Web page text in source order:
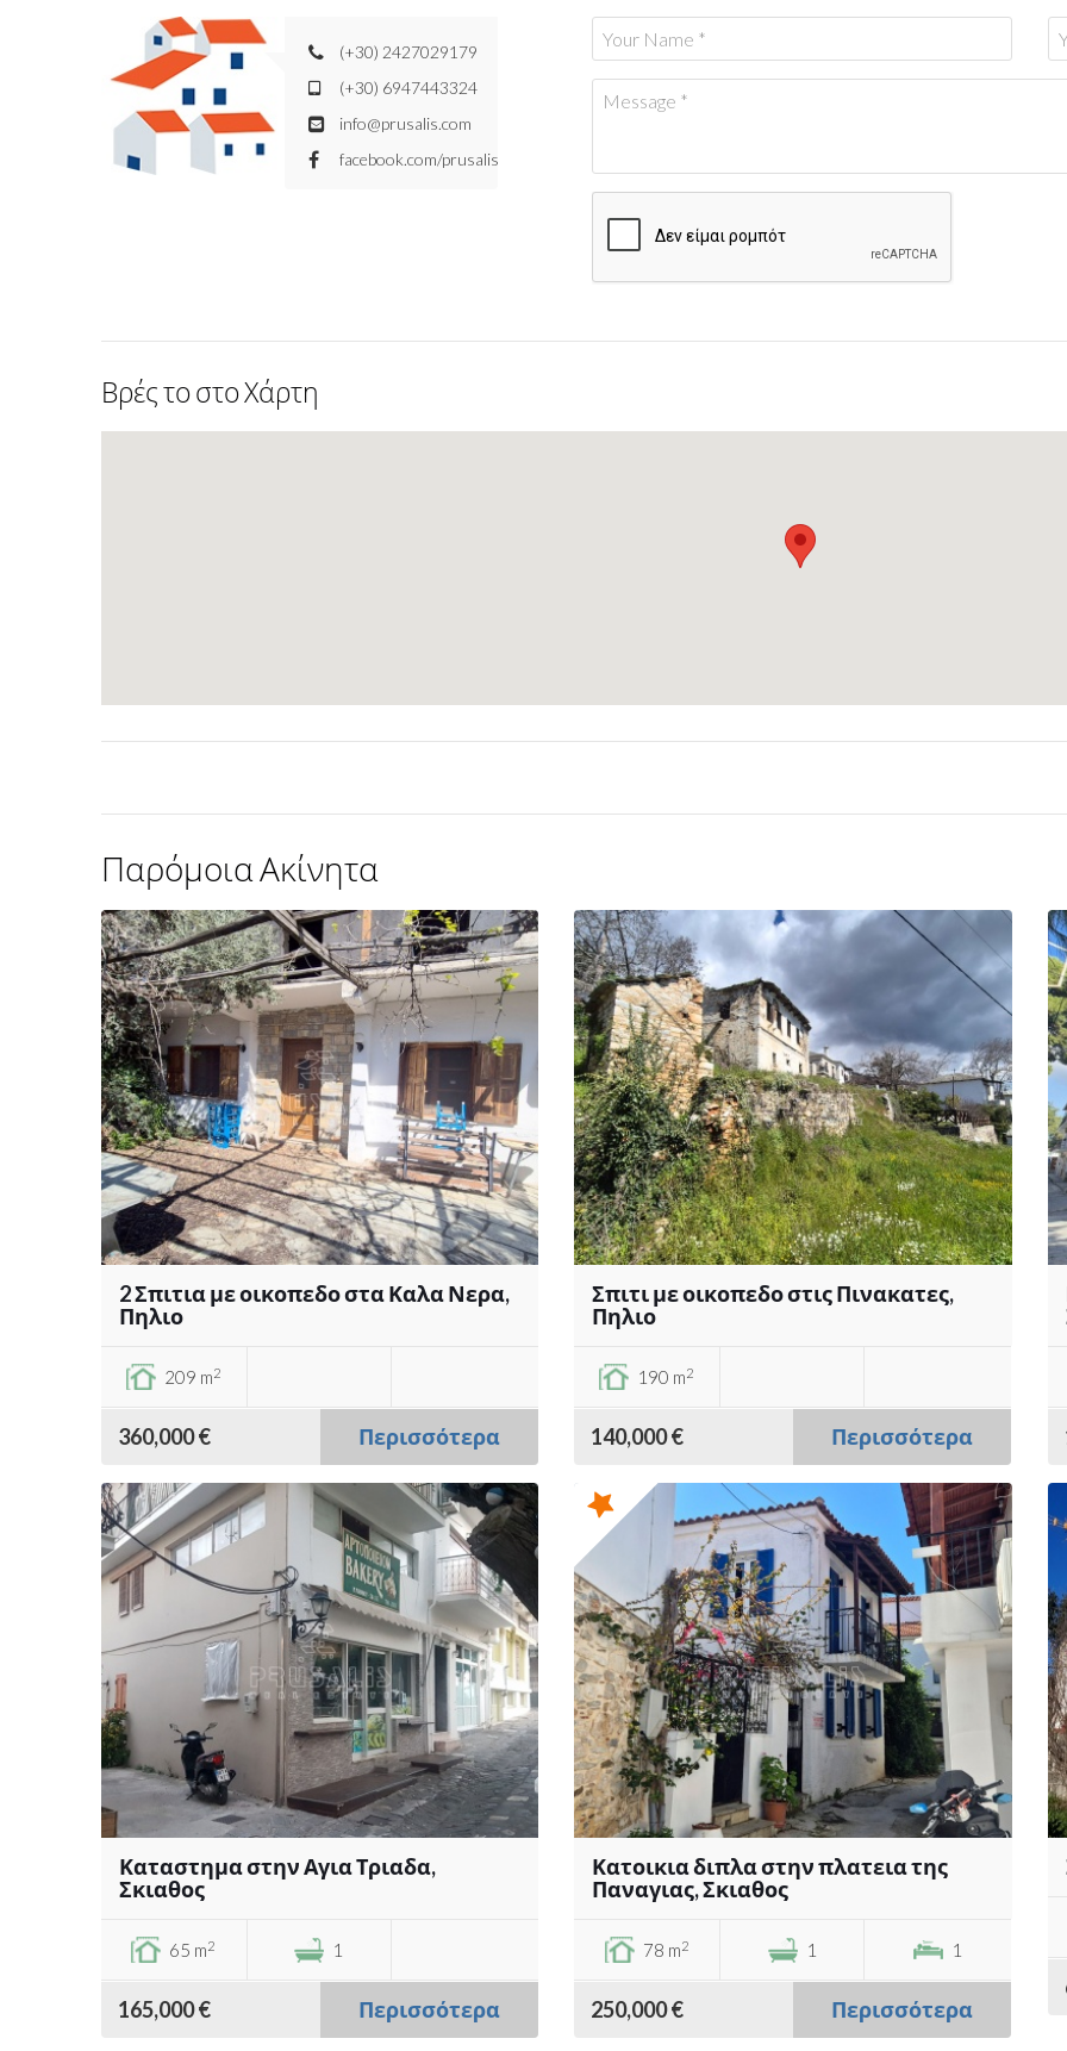
(+30) 2427029179
(+30) 6947443324
info@prusalis.com
facebook.com/prusalis
Βρές το στο Χάρτη
Παρόμοια Ακίνητα
2 Σπιτια με οικοπεδο στα Καλα Νερα,
Πηλιο
209 m2
360,000 € Περισσότερα
Σπιτι με οικοπεδο στις Πινακατες,
Πηλιο
190 m2
140,000 € Περισσότερα
Καταστημα στην Αγια Τριαδα,
Σκιαθος
65 m2 1
165,000 € Περισσότερα
Κατοικια διπλα στην πλατεια της
Παναγιας, Σκιαθος
78 m2 1 1
250,000 € Περισσότερα